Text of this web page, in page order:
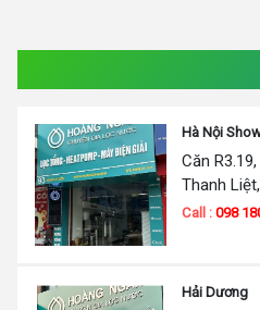
Hà Nội
Căn
Thanh
Call : 098
Hải Dương